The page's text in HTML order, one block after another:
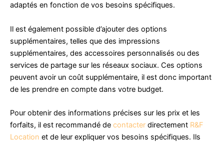
adaptés en fonction de vos besoins spécifiques.
Il est également possible d’ajouter des options
supplémentaires, telles que des impressions
supplémentaires, des accessoires personnalisés ou des
services de partage sur les réseaux sociaux. Ces options
peuvent avoir un coût supplémentaire, il est donc important
de les prendre en compte dans votre budget.
Pour obtenir des informations précises sur les prix et les
forfaits, il est recommandé de contacter directement R&F
Location et de leur expliquer vos besoins spécifiques. Ils